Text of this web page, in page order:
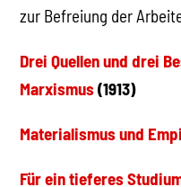
zur Befreiung der
Drei Quellen und drei
Marxismus(1913)
Materialismus und
Für ein tieferes